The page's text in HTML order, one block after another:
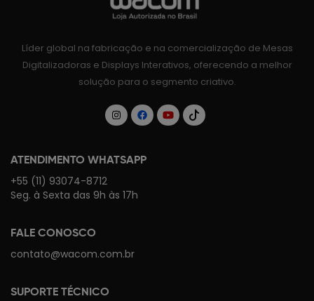
Líder global na fabricação e na comercialização de Mesas
Digitalizadoras e Displays Interativos, oferecendo a melhor
solução para o segmento criativo.
ATENDIMENTO WHATSAPP
+55 (11) 93074-8712
Seg. à Sexta das 9h às 17h
FALE CONOSCO
contato@wacom.com.br
SUPORTE TÉCNICO